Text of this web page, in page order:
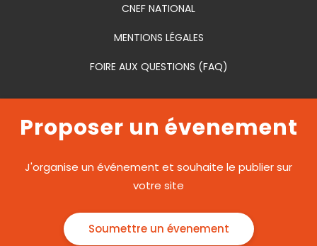
CNEF NATIONAL
MENTIONS LÉGALES
FOIRE AUX QUESTIONS (FAQ)
Proposer un évenement
J'organise un événement et souhaite le publier sur
votre site
Soumettre un évenement